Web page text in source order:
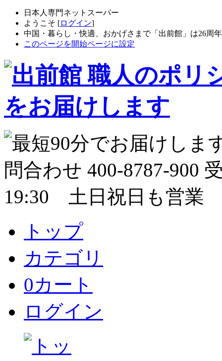
日本人専門ネットスーパー
ようこそ [ログイン]
中国・暮らし・快適、おかげさまで「出前館」は26周
このページを開始ページに設定
トップ
カテゴリ
0カート
ログイン